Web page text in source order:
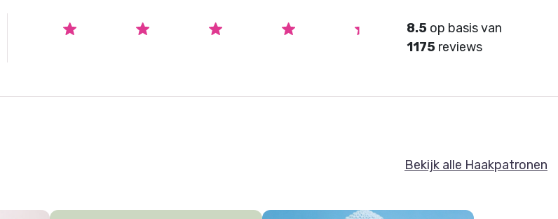
8.5op basis van
1175reviews
Bekijk alle Haakpatronen